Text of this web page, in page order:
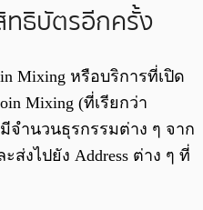
ทธิบัตรอีกครั้ง
Mixing หรือบริการที่เปิด
Mixing (ที่เรียกว่า
จำนวนธุรกรรมต่าง ๆ จาก
งไปยัง Address ต่าง ๆ ที่